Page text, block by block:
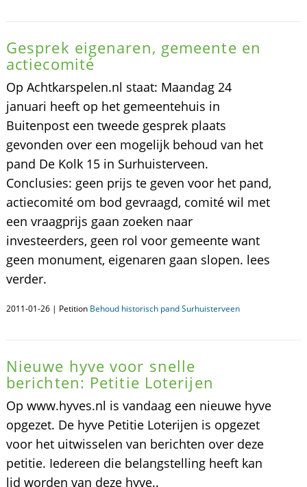
Gesprek eigenaren, gemeente en
actiecomité
Op Achtkarspelen.nl staat: Maandag 24
januari heeft op het gemeentehuis in
Buitenpost een tweede gesprek plaats
gevonden over een mogelijk behoud van het
pand De Kolk 15 in Surhuisterveen.
Conclusies: geen prijs te geven voor het pand,
actiecomité om bod gevraagd, comité wil met
een vraagprijs gaan zoeken naar
investeerders, geen rol voor gemeente want
geen monument, eigenaren gaan slopen. lees
verder.
2011-01-26 | Petition Behoud historisch pand Surhuisterveen
Nieuwe hyve voor snelle
berichten: Petitie Loterijen
Op www.hyves.nl is vandaag een nieuwe hyve
opgezet. De hyve Petitie Loterijen is opgezet
voor het uitwisselen van berichten over deze
petitie. Iedereen die belangstelling heeft kan
lid worden van deze hyve..